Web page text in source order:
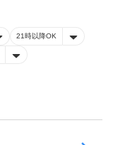
21時以降OK